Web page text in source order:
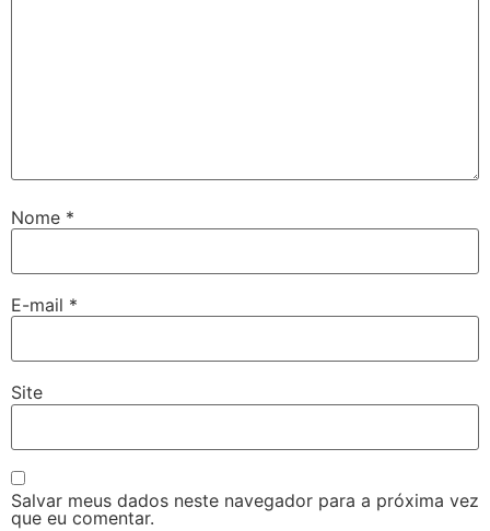
Nome *
E-mail *
Site
Salvar meus dados neste navegador para a próxima vez
que eu comentar.